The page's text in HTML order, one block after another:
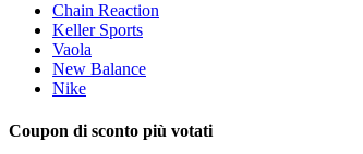
Chain Reaction
Keller Sports
Vaola
New Balance
Nike
Coupon di sconto più votati